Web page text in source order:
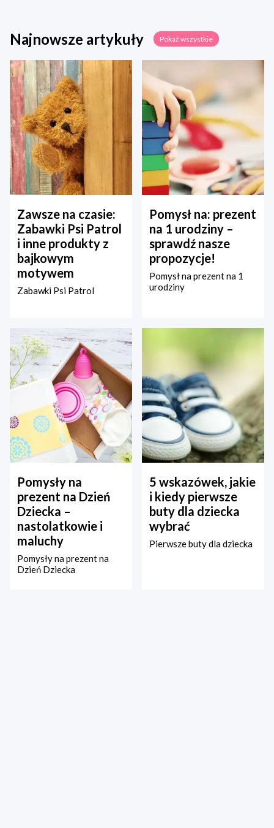
Najnowsze artykuły Pokaż wszystkie
Zawsze na czasie:
Zabawki Psi Patrol
i inne produkty z
bajkowym
motywem
Zabawki Psi Patrol
Pomysł na: prezent
na 1 urodziny –
sprawdź nasze
propozycje!
Pomysł na prezent na 1
urodziny
Pomysły na
prezent na Dzień
Dziecka –
nastolatkowie i
maluchy
Pomysły na prezent na
Dzień Dziecka
5 wskazówek, jakie
i kiedy pierwsze
buty dla dziecka
wybrać
Pierwsze buty dla dziecka